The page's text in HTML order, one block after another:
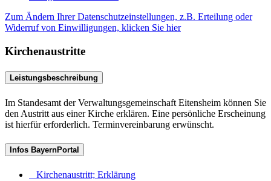
Zum Ändern Ihrer Datenschutzeinstellungen, z.B. Erteilung oder
Widerruf von Einwilligungen, klicken Sie hier
Kirchenaustritte
Leistungsbeschreibung
Im Standesamt der Verwaltungsgemeinschaft Eitensheim können Sie
den Austritt aus einer Kirche erklären. Eine persönliche Erscheinung
ist hierfür erforderlich. Terminvereinbarung erwünscht.
Infos BayernPortal
Kirchenaustritt; Erklärung